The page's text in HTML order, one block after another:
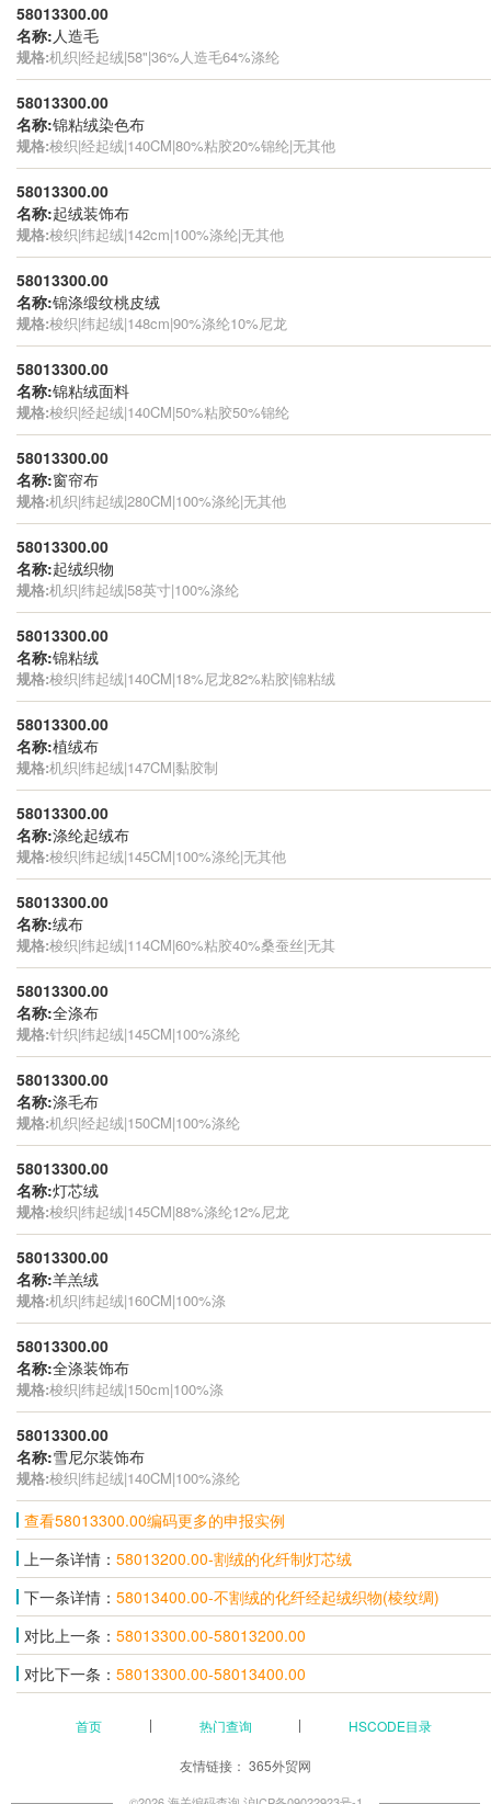
58013300.00
名称: 人造毛
规格:机织|经起绒|58"|36%人造毛64%涤纶
58013300.00
名称:锦粘绒染色布
规格:梭织|经起绒|140CM|80%粘胶20%锦纶|无其他
58013300.00
名称:起绒装饰布
规格:梭织|纬起绒|142cm|100%涤纶|无其他
58013300.00
名称:锦涤缎纹桃皮绒
规格:梭织|纬起绒|148cm|90%涤纶10%尼龙
58013300.00
名称:锦粘绒面料
规格:梭织|经起绒|140CM|50%粘胶50%锦纶
58013300.00
名称:窗帘布
规格:机织|纬起绒|280CM|100%涤纶|无其他
58013300.00
名称:起绒织物
规格:机织|纬起绒|58英寸|100%涤纶
58013300.00
名称:锦粘绒
规格:梭织|纬起绒|140CM|18%尼龙82%粘胶|锦粘绒
58013300.00
名称:植绒布
规格:机织|纬起绒|147CM|黏胶制
58013300.00
名称:涤纶起绒布
规格:梭织|纬起绒|145CM|100%涤纶|无其他
58013300.00
名称:绒布
规格:梭织|纬起绒|114CM|60%粘胶40%桑蚕丝|无其
58013300.00
名称:全涤布
规格:针织|纬起绒|145CM|100%涤纶
58013300.00
名称:涤毛布
规格:机织|经起绒|150CM|100%涤纶
58013300.00
名称:灯芯绒
规格:梭织|纬起绒|145CM|88%涤纶12%尼龙
58013300.00
名称:羊羔绒
规格:机织|纬起绒|160CM|100%涤
58013300.00
名称:全涤装饰布
规格:梭织|纬起绒|150cm|100%涤
58013300.00
名称:雪尼尔装饰布
规格:梭织|纬起绒|140CM|100%涤纶
查看58013300.00编码更多的申报实例
上一条详情： 58013200.00-割绒的化纤制灯芯绒
下一条详情： 58013400.00-不割绒的化纤经起绒织物(棱纹绸)
对比上一条： 58013300.00-58013200.00
对比下一条： 58013300.00-58013400.00
首页 热门查询 HSCODE目录
友情链接： 365外贸网